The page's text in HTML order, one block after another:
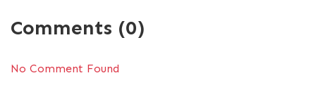
Comments (0)
No Comment Found